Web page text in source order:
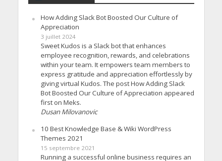
How Adding Slack Bot Boosted Our Culture of
Appreciation
3 juillet 2024
Sweet Kudos is a Slack bot that enhances
employee recognition, rewards, and celebrations
within your team. It empowers team members to
express gratitude and appreciation effortlessly by
giving virtual Kudos. The post How Adding Slack
Bot Boosted Our Culture of Appreciation appeared
first on Meks.
Dusan Milovanovic
10 Best Knowledge Base & Wiki WordPress
Themes 2021
15 septembre 2021
Running a successful online business requires an